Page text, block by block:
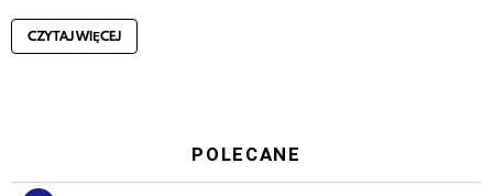
CZYTAJ WIĘCEJ
POLECANE